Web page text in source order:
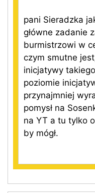
pani Sieradzka
główne zadanie
burmistrzowi w
czym smutne
inicjatywy
poziomie
przynajmniej
pomysł na
na YT a tu tylko
by mógł.